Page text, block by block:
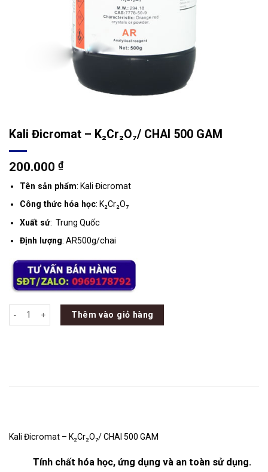
Kali Đicromat – K₂Cr₂O₇/ CHAI 500 GAM
200.000 ₫
Tên sản phẩm: Kali Đicromat
Công thức hóa học: K₂Cr₂O₇
Xuất sứ: Trung Quốc
Định lượng: AR500g/chai
Kali Đicromat - K₂Cr₂O₇/ CHAI 500 GAM số lượng
Thêm vào giỏ hàng
Kali Đicromat – K₂Cr₂O₇/ CHAI 500 GAM
Tính chất hóa học, ứng dụng và an toàn sử dụng.